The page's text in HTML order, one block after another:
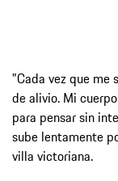
"Cada vez que me
de alivio. Mi
para pensar sin
sube lentamente
villa victoriana.